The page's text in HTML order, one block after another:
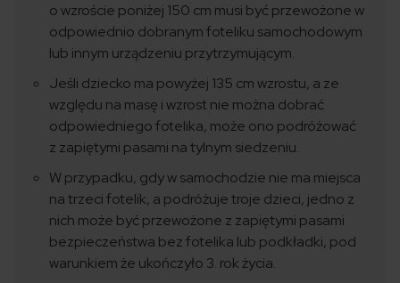
o wzroście poniżej 150 cm musi być przewożone w
odpowiednio dobranym foteliku samochodowym
lub innym urządzeniu przytrzymującym.
Jeśli dziecko ma powyżej 135 cm wzrostu, a ze
względu na masę i wzrost nie można dobrać
odpowiedniego fotelika, może ono podróżować
z zapiętymi pasami na tylnym siedzeniu.
W przypadku, gdy w samochodzie nie ma miejsca
na trzeci fotelik, a podróżuje troje dzieci, jedno z
nich może być przewożone z zapiętymi pasami
bezpieczeństwa bez fotelika lub podkładki, pod
warunkiem że ukończyło 3. rok życia. ​